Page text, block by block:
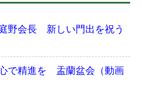
野会長 新しい門出を祝う
で精進を 盂蘭盆会（動画